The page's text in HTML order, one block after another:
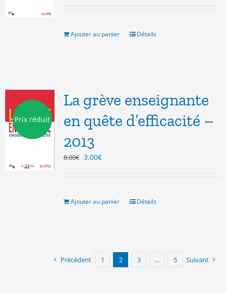
8.00€.3.00€.
Ajouter au panier Détails
Prix réduit
La grève enseignante
en quête d’efficacité –
2013
8.00€ Le
8.00€.
3.00€Le
3.00€.
Ajouter au panier Détails
Précédent 1 2 3 … 5 Suivant